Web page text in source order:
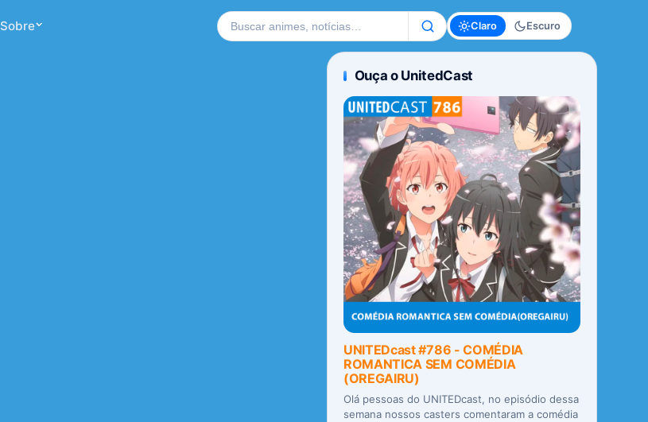
Sobre Buscar no site Claro Escuro
Ouça o UnitedCast
UNITEDcast #786 - COMÉDIA
ROMANTICA SEM COMÉDIA
(OREGAIRU)
Olá pessoas do UNITEDcast, no episódio dessa
semana nossos casters comentaram a comédia